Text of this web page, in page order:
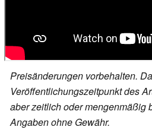
Preisänderungen vorbehalten.
Veröffentlichungszeitpunkt des
aber zeitlich oder mengenmäßig
Angaben ohne Gewähr.